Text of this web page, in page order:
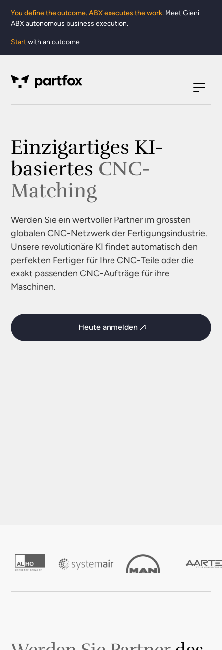
You define the outcome. ABX executes the work. Meet Gieni
ABX autonomous business execution.
Startwith an outcome
Einzigartiges KI-
basiertes CNC-
Matching
Werden Sie ein wertvoller Partner im grössten
globalen CNC-Netzwerk der Fertigungsindustrie.
Unsere revolutionäre KI findet automatisch den
perfekten Fertiger für Ihre CNC-Teile oder die
exakt passenden CNC-Aufträge für ihre
Maschinen.
Heute anmelden